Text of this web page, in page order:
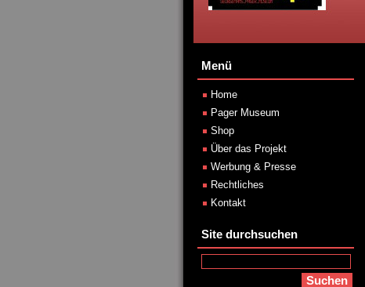
Menü
Home
Pager Museum
Shop
Über das Projekt
Werbung & Presse
Rechtliches
Kontakt
Site durchsuchen